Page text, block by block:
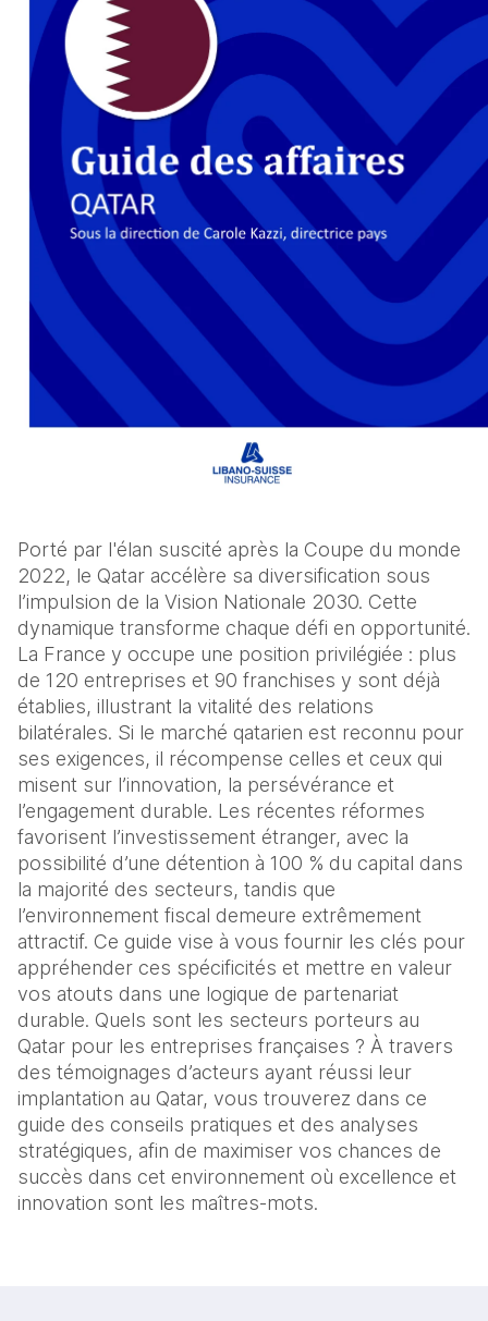
Porté par l'élan suscité après la Coupe du monde
2022, le Qatar accélère sa diversification sous
l’impulsion de la Vision Nationale 2030. Cette
dynamique transforme chaque défi en opportunité.
La France y occupe une position privilégiée : plus
de 120 entreprises et 90 franchises y sont déjà
établies, illustrant la vitalité des relations
bilatérales. Si le marché qatarien est reconnu pour
ses exigences, il récompense celles et ceux qui
misent sur l’innovation, la persévérance et
l’engagement durable. Les récentes réformes
favorisent l’investissement étranger, avec la
possibilité d’une détention à 100 % du capital dans
la majorité des secteurs, tandis que
l’environnement fiscal demeure extrêmement
attractif. Ce guide vise à vous fournir les clés pour
appréhender ces spécificités et mettre en valeur
vos atouts dans une logique de partenariat
durable. Quels sont les secteurs porteurs au
Qatar pour les entreprises françaises ? À travers
des témoignages d’acteurs ayant réussi leur
implantation au Qatar, vous trouverez dans ce
guide des conseils pratiques et des analyses
stratégiques, afin de maximiser vos chances de
succès dans cet environnement où excellence et
innovation sont les maîtres-mots.